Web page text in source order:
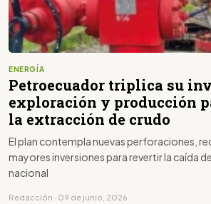
ENERGÍA
Petroecuador triplica su
exploración y producción
la extracción de crudo
El plan contempla nuevas perforaciones,
mayores inversiones para revertir la caída
nacional
Redacción · 09 de junio, 2026